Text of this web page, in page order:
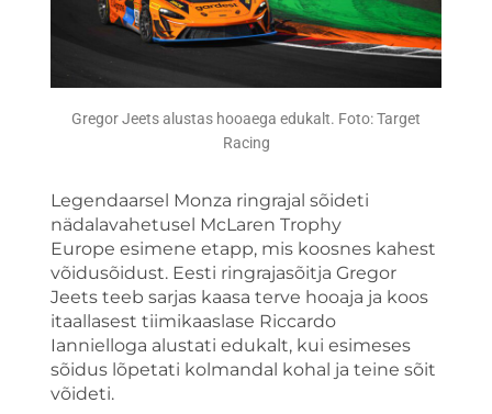
Gregor Jeets alustas hooaega edukalt. Foto: Target
Racing
Legendaarsel Monza ringrajal sõideti
nädalavahetusel McLaren Trophy
Europe esimene etapp, mis koosnes kahest
võidusõidust. Eesti ringrajasõitja Gregor
Jeets teeb sarjas kaasa terve hooaja ja koos
itaallasest tiimikaaslase Riccardo
Iannielloga alustati edukalt, kui esimeses
sõidus lõpetati kolmandal kohal ja teine sõit
võideti.